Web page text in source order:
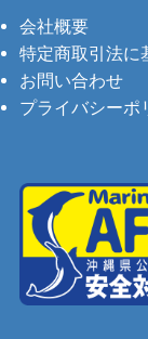
会社概要
特定商取引法に
お問い合わせ
プライバシーポ